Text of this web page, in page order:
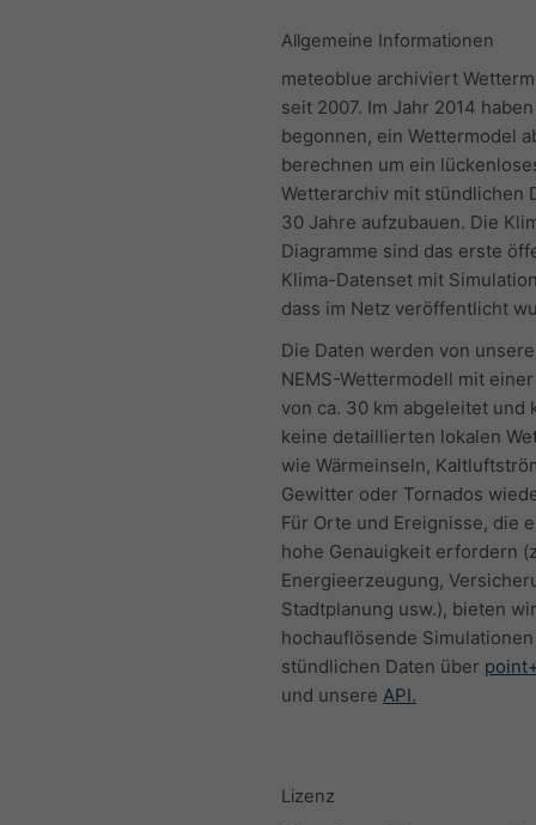
Allgemeine Informationen
meteoblue archiviert
seit 2007. Im Jahr 2014
begonnen, ein Wettermodel
berechnen um ein
Wetterarchiv mit stündlichen
30 Jahre aufzubauen. Die
Diagramme sind das erste
Klima-Datenset mit
dass im Netz veröffentlicht
Die Daten werden von
NEMS-Wettermodell mit
von ca. 30 km abgeleitet und
keine detaillierten lokalen
wie Wärmeinseln,
Gewitter oder Tornados
Für Orte und Ereignisse, die
hohe Genauigkeit erfordern
Energieerzeugung,
Stadtplanung usw.), bieten wir
hochauflösende
stündlichen Daten über
und unsere API.
Lizenz